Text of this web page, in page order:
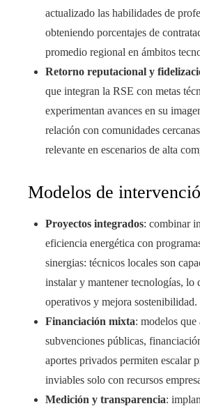
actualizado las habilidades de
obteniendo porcentajes de
promedio regional en ámbitos
Retorno reputacional y
que integran la RSE con metas
experimentan avances en su
relación con comunidades
relevante en escenarios de alta
Modelos de
Proyectos integrados: combinar
eficiencia energética con
sinergias: técnicos locales son
instalar y mantener tecnologías, lo
operativos y mejora sostenibilidad.
Financiación mixta: modelos que
subvenciones públicas,
aportes privados permiten escalar
inviables solo con recursos
Medición y transparencia: